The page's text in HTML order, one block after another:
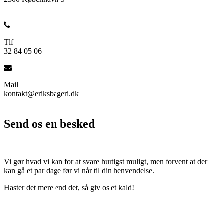
Tlf
32 84 05 06
Mail
kontakt@eriksbageri.dk
Send os en besked
Vi gør hvad vi kan for at svare hurtigst muligt, men forvent at der
kan gå et par dage før vi når til din henvendelse.
Haster det mere end det, så giv os et kald!